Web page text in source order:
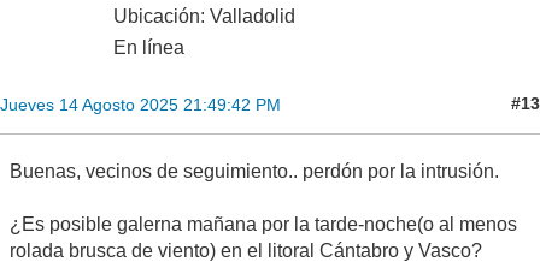
Ubicación: Valladolid
En línea
Jueves 14 Agosto 2025 21:49:42 PM #13
Buenas, vecinos de seguimiento.. perdón por la intrusión.
¿Es posible galerna mañana por la tarde-noche(o al menos
rolada brusca de viento) en el litoral Cántabro y Vasco?